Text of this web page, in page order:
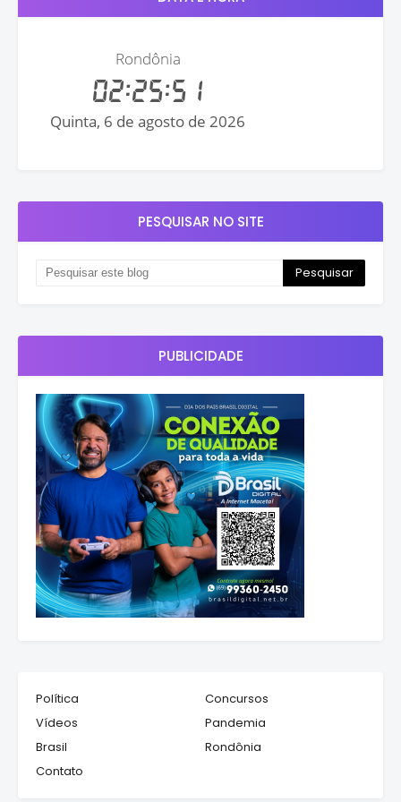
PESQUISAR NO SITE
PUBLICIDADE
Política
Concursos
Vídeos
Pandemia
Brasil
Rondônia
Contato